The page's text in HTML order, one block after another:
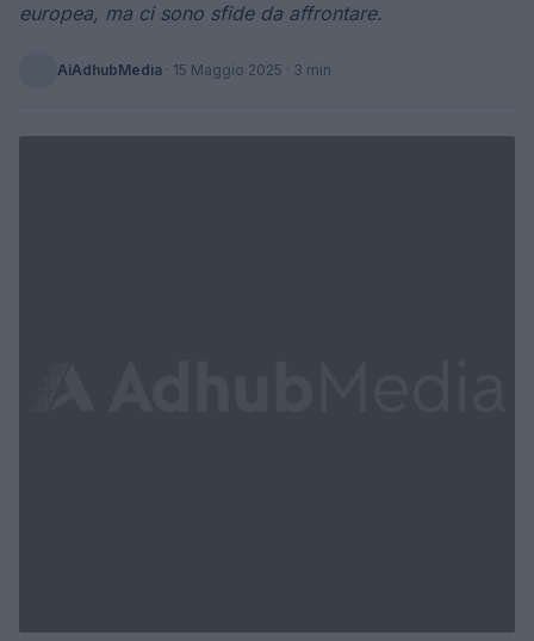
europea, ma ci sono sfide da affrontare.
AiAdhubMedia · 15 Maggio 2025 · 3 min